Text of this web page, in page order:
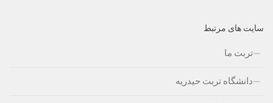
سایت های مرتبط
تربت ما
دانشگاه تربت حیدریه